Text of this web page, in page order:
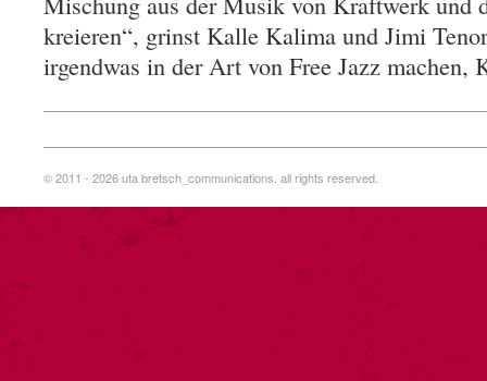
kreieren“, grinst Kalle Kalima und Jimi
irgendwas in der Art von Free Jazz
© 2011 - 2026 uta bretsch_communications. all rights reserved.